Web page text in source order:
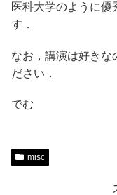
医科大学のように
す．
なお，講演は好きな
ださい．
でむ
misc